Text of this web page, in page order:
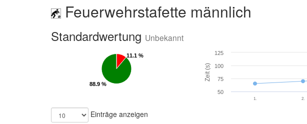
Feuerwehrstafette männlich
Standardwertung Unbekannt
11.1 %
11.1 %
88.9 %
88.9 %
Zeit (s)
1. 2.
50
100
75
125
Einträge anzeigen